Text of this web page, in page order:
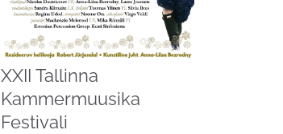
XXII Tallinna
Kammermuusika
Festivali